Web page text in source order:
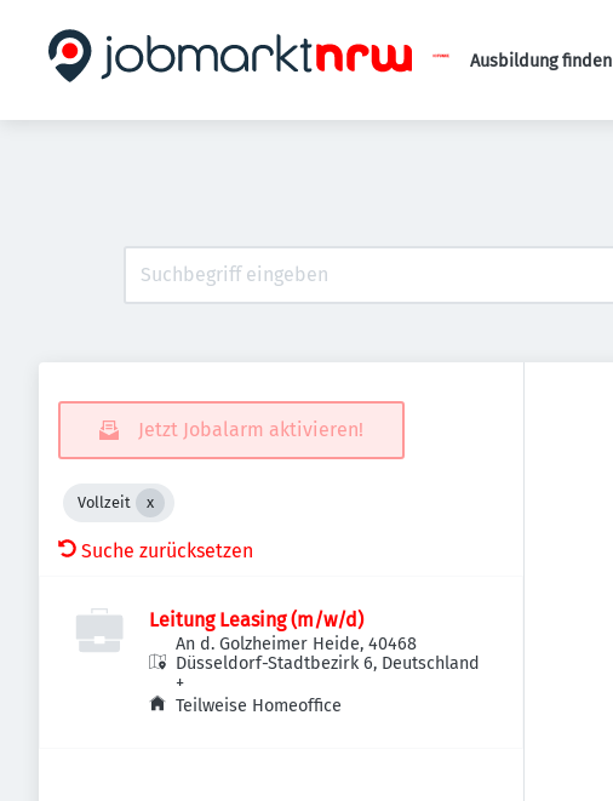
Ausbildung finden
Jetzt Jobalarm aktivieren!
Vollzeit
Suche zurücksetzen
Leitung Leasing (m/w/d)
An d. Golzheimer Heide, 40468
Düsseldorf-Stadtbezirk 6, Deutschland
+
Teilweise Homeoffice